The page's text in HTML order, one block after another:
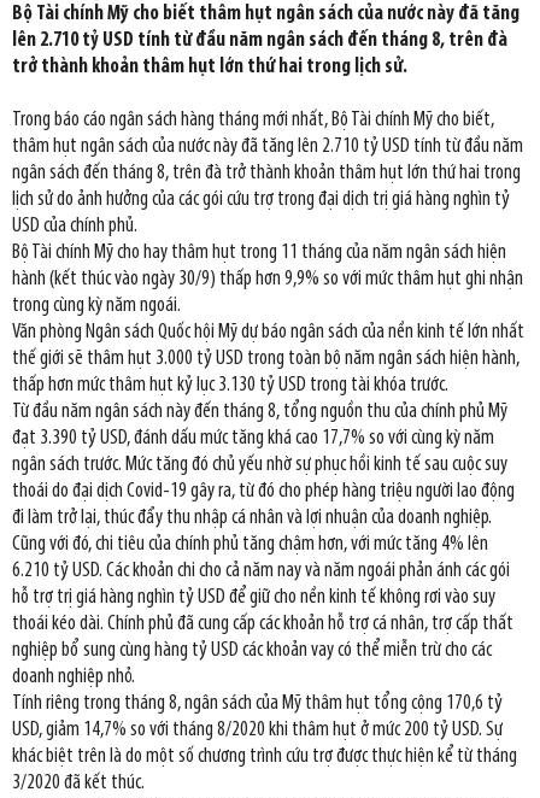
Bộ Tài chính Mỹ cho biết thâm hụt ngân sách của nước này đã tăng
lên 2.710 tỷ USD tính từ đầu năm ngân sách đến tháng 8, trên đà
trở thành khoản thâm hụt lớn thứ hai trong lịch sử.
Trong báo cáo ngân sách hàng tháng mới nhất, Bộ Tài chính Mỹ cho biết,
thâm hụt ngân sách của nước này đã tăng lên 2.710 tỷ USD tính từ đầu năm
ngân sách đến tháng 8, trên đà trở thành khoản thâm hụt lớn thứ hai trong
lịch sử do ảnh hưởng của các gói cứu trợ trong đại dịch trị giá hàng nghìn tỷ
USD của chính phủ.
Bộ Tài chính Mỹ cho hay thâm hụt trong 11 tháng của năm ngân sách hiện
hành (kết thúc vào ngày 30/9) thấp hơn 9,9% so với mức thâm hụt ghi nhận
trong cùng kỳ năm ngoái.
Văn phòng Ngân sách Quốc hội Mỹ dự báo ngân sách của nền kinh tế lớn nhất
thế giới sẽ thâm hụt 3.000 tỷ USD trong toàn bộ năm ngân sách hiện hành,
thấp hơn mức thâm hụt kỷ lục 3.130 tỷ USD trong tài khóa trước.
Từ đầu năm ngân sách này đến tháng 8, tổng nguồn thu của chính phủ Mỹ
đạt 3.390 tỷ USD, đánh dấu mức tăng khá cao 17,7% so với cùng kỳ năm
ngân sách trước. Mức tăng đó chủ yếu nhờ sự phục hồi kinh tế sau cuộc suy
thoái do đại dịch Covid-19 gây ra, từ đó cho phép hàng triệu người lao động
đi làm trở lại, thúc đẩy thu nhập cá nhân và lợi nhuận của doanh nghiệp.
Cũng với đó, chi tiêu của chính phủ tăng chậm hơn, với mức tăng 4% lên
6.210 tỷ USD. Các khoản chi cho cả năm nay và năm ngoái phản ánh các gói
hỗ trợ trị giá hàng nghìn tỷ USD để giữ cho nền kinh tế không rơi vào suy
thoái kéo dài. Chính phủ đã cung cấp các khoản hỗ trợ cá nhân, trợ cấp thất
nghiệp bổ sung cùng hàng tỷ USD các khoản vay có thể miễn trừ cho các
doanh nghiệp nhỏ.
Tính riêng trong tháng 8, ngân sách của Mỹ thâm hụt tổng cộng 170,6 tỷ
USD, giảm 14,7% so với tháng 8/2020 khi thâm hụt ở mức 200 tỷ USD. Sự
khác biệt trên là do một số chương trình cứu trợ được thực hiện kể từ tháng
3/2020 đã kết thúc.